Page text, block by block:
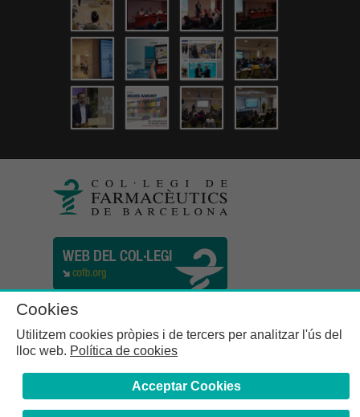
Cookies
Utilitzem cookies pròpies i de tercers per analitzar l'ús del
lloc web. Política de cookies
Acceptar Cookies